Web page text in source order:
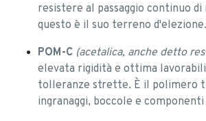
resistere al passaggio continuo
questo è il suo terreno d'elezione.
POM-C (acetalica, anche detto
elevata rigidità e ottima
tolleranze strette. È il polimero
ingranaggi, boccole e